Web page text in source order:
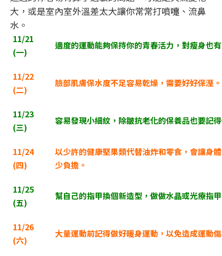
大，或是室內室外溫差太大讓你常常打噴嚏、流鼻
水。
11/21
(一)
適度的運動能夠保持你的青春活力，對瘦身也
11/22
(二)
臉部肌膚保水度不足容易乾燥，需要好好保溼。
11/23
(三)
容易發現小細紋，除皺抗老化的保養品也要記
11/24
(四)
以少許的健康堅果類代替油炸和零食，會讓身
少負擔。
11/25
(五)
幫自己的指甲換個新造型，做做水晶或光療指
11/26
(六)
大量運動前記得做好暖身運動，以免造成運動